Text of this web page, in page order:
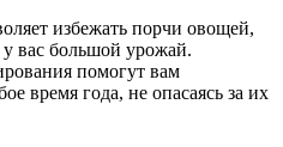
избежать порчи овощей,
у вас большой урожай.
помогут вам
время года, не опасаясь за их